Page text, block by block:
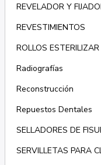
REVELADOR Y
REVESTIMIENTOS
ROLLOS ESTERILIZAR
Radiografías
Reconstrucción
Repuestos Dentales
SELLADORES DE
SERVILLETAS PARA